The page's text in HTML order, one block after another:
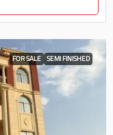
FOR SALE SEMI FINISHED